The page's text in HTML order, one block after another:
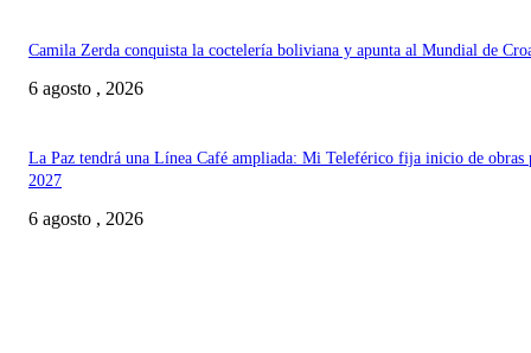
Camila Zerda conquista la coctelería boliviana y apunta al Mundial de
6 agosto , 2026
La Paz tendrá una Línea Café ampliada: Mi Teleférico fija inicio de obras
2027
6 agosto , 2026